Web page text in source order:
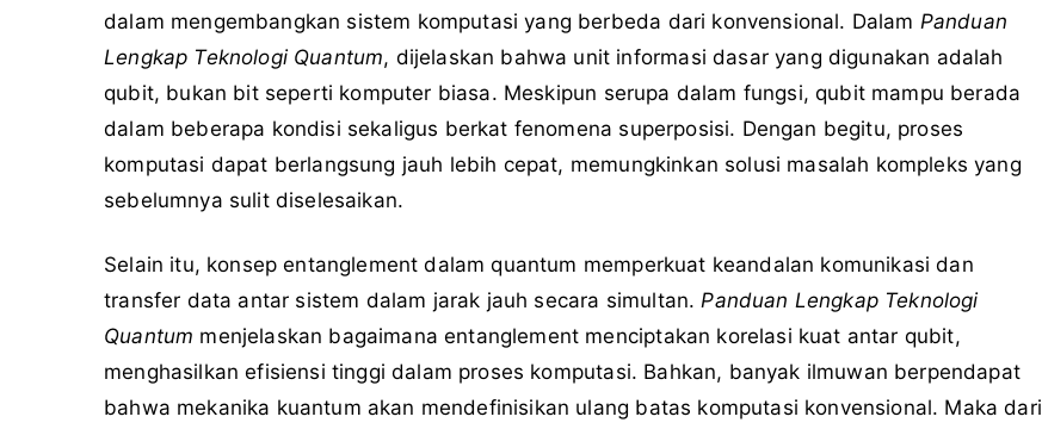
dalam mengembangkan sistem komputasi yang berbeda dari konvensional. Dalam Panduan
Lengkap Teknologi Quantum, dijelaskan bahwa unit informasi dasar yang digunakan adalah
qubit, bukan bit seperti komputer biasa. Meskipun serupa dalam fungsi, qubit mampu berada
dalam beberapa kondisi sekaligus berkat fenomena superposisi. Dengan begitu, proses
komputasi dapat berlangsung jauh lebih cepat, memungkinkan solusi masalah kompleks yang
sebelumnya sulit diselesaikan.
Selain itu, konsep entanglement dalam quantum memperkuat keandalan komunikasi dan
transfer data antar sistem dalam jarak jauh secara simultan. Panduan Lengkap Teknologi
Quantum menjelaskan bagaimana entanglement menciptakan korelasi kuat antar qubit,
menghasilkan efisiensi tinggi dalam proses komputasi. Bahkan, banyak ilmuwan berpendapat
bahwa mekanika kuantum akan mendefinisikan ulang batas komputasi konvensional. Maka dari